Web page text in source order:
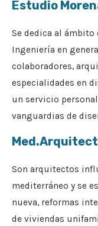
Estudio
Se dedica al
Ingeniería en
colaboradores,
especialidades en
un servicio
vanguardias de
Son arquitectos
mediterráneo y se
nueva, reformas
de viviendas